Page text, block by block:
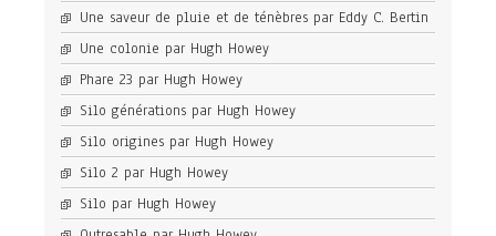
Une saveur de pluie et de ténèbres par Eddy C. Bertin
Une colonie par Hugh Howey
Phare 23 par Hugh Howey
Silo générations par Hugh Howey
Silo origines par Hugh Howey
Silo 2 par Hugh Howey
Silo par Hugh Howey